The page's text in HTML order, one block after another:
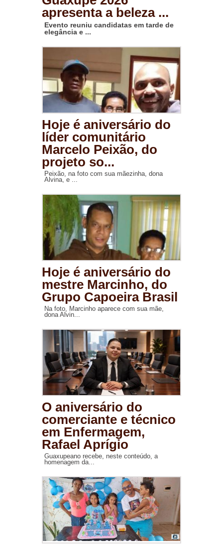
apresenta a beleza ...
Evento reuniu candidatas em tarde de
elegância e ...
Hoje é aniversário do
líder comunitário
Marcelo Peixão, do
projeto so...
Peixão, na foto com sua mãezinha, dona
Alvina, e ...
Hoje é aniversário do
mestre Marcinho, do
Grupo Capoeira Brasil
Na foto, Marcinho aparece com sua mãe,
dona Alvin...
O aniversário do
comerciante e técnico
em Enfermagem,
Rafael Aprígio
Guaxupeano recebe, neste conteúdo, a
homenagem da...